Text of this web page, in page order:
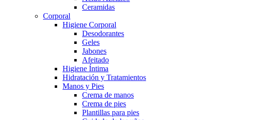
Ceramidas
Corporal
Higiene Corporal
Desodorantes
Geles
Jabones
Afeitado
Higiene Íntima
Hidratación y Tratamientos
Manos y Pies
Crema de manos
Crema de pies
Plantillas para pies